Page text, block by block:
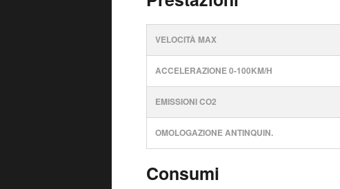
VELOCITÀ MAX
ACCELERAZIONE 0-100KM/H
EMISSIONI CO2
OMOLOGAZIONE ANTINQUIN.
Consumi